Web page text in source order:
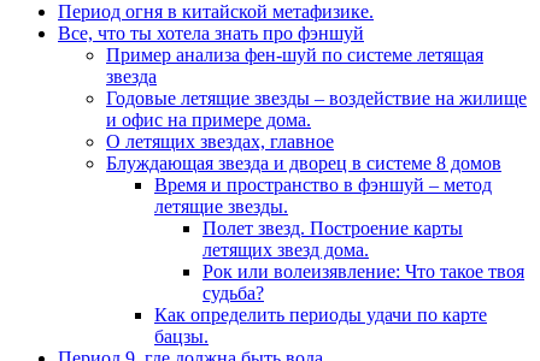
Период огня в китайской метафизике.
Все, что ты хотела знать про фэншуй
Пример анализа фен-шуй по системе летящая
звезда
Годовые летящие звезды – воздействие на жилище
и офис на примере дома.
О летящих звездах, главное
Блуждающая звезда и дворец в системе 8 домов
Время и пространство в фэншуй – метод
летящие звезды.
Полет звезд. Построение карты
летящих звезд дома.
Рок или волеизявление: Что такое твоя
судьба?
Как определить периоды удачи по карте
бацзы.